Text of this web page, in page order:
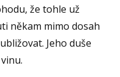
že tohle už
někam mimo dosah
Jeho duše